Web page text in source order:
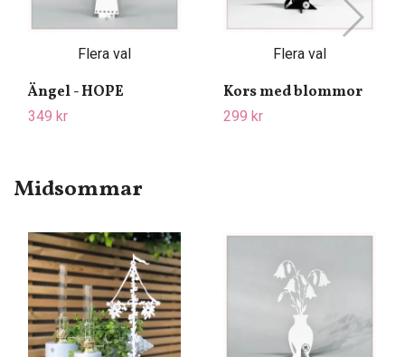
Flera val
Ängel - HOPE
349 kr
Flera val
Kors med blommor
299 kr
Midsommar